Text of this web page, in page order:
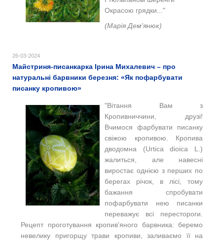
Окрасою грядки..."
(Марія Дем'янюк)
26-03-2024
Майстриня-писанкарка Ірина Михалевич – про
натуральні барвники березня: «Як пофарбувати
писанку кропивою»
"Вітання Вам з
Кропивниччини, друзі!
Вчимося фарбувати писанку
свіжою кропивою. Кропива
дводомна (Urtica dioica L.)
жалиться, але навесні
виростає однією з перших по
берегах річок, в лісі, тому
бажання спробувати
пофарбувати нею писанки
переважує всі перестороги.
Рецепт проготування кропив'яного барвника: беремо
невелику пригорщу трави кропиви, заливаємо її на